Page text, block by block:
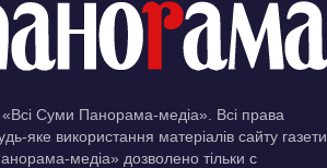
«Всі Суми Панорама-медіа». Всі права
яке використання матеріалів сайту газети
медіа» дозволено тільки c